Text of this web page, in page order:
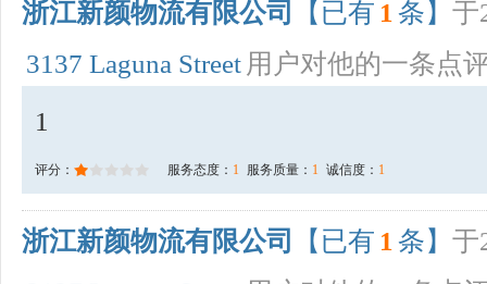
浙江新颜物流有限公司 【已有 1 条】 于
3137 Laguna Street 用户对他的一条点
1
评分： 服务态度： 1 服务质量： 1 诚信度： 1
浙江新颜物流有限公司 【已有 1 条】 于